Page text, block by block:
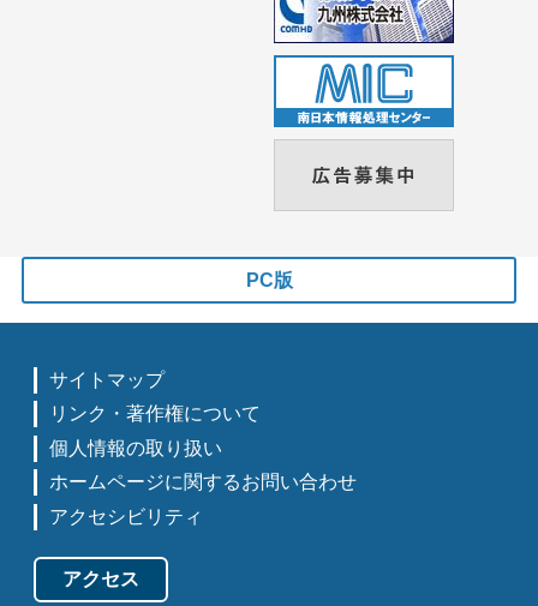
PC版
サイトマップ
リンク・著作権について
個人情報の取り扱い
ホームページに関するお問い合わせ
アクセシビリティ
アクセス